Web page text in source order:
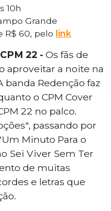
10h
Grande
R$ 60, pelo link
22 - Os fãs de
aproveitar a noite na
banda Redenção faz
o CPM Cover
22 no palco.
passando por
Minuto Para o
Sei Viver Sem Ter
de muitas
e letras que